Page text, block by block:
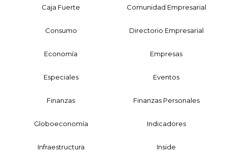
Caja Fuerte Comunidad Empresarial
Consumo Directorio Empresarial
Economía Empresas
Especiales Eventos
Finanzas Finanzas Personales
Globoeconomía Indicadores
Infraestructura Inside